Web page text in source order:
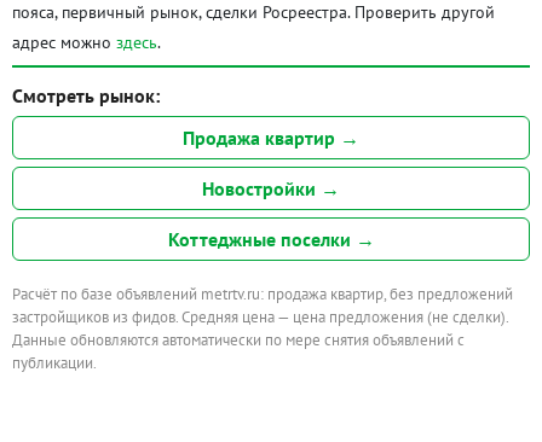
пояса, первичный рынок, сделки Росреестра. Проверить другой
адрес можно здесь.
Смотреть рынок:
Продажа квартир →
Новостройки →
Коттеджные поселки →
Расчёт по базе объявлений metrtv.ru: продажа квартир, без предложений
застройщиков из фидов. Средняя цена — цена предложения (не сделки).
Данные обновляются автоматически по мере снятия объявлений с
публикации.